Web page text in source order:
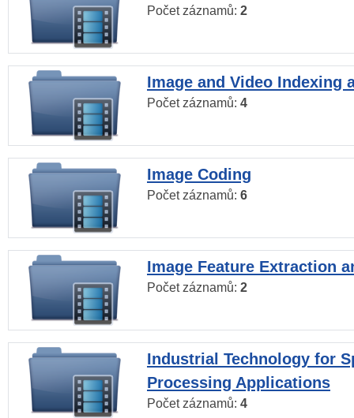
Počet záznamů: 2
Image and Video Indexing
Počet záznamů: 4
Image Coding
Počet záznamů: 6
Image Feature Extraction
Počet záznamů: 2
Industrial Technology for
Processing Applications
Počet záznamů: 4